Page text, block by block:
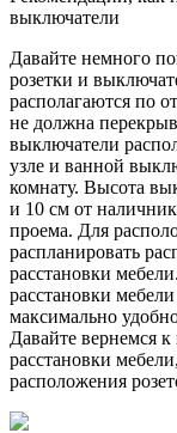
выключатели
Давайте немного
розетки и
располагаются по
не должна
выключатели
узле и ванной
комнату. Высота
и 10 см от
проема. Для
распланировать
расстановки
расстановки
максимально
Давайте вернемся
расстановки
расположения